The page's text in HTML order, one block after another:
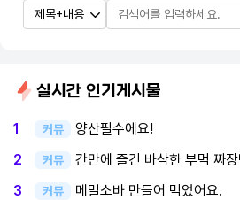
실시간 인기게시물
1 커뮤 양산필수에요!
2 커뮤 간만에 즐긴 바삭한 부먹 짜
3 커뮤 메밀소바 만들어 먹었어요.